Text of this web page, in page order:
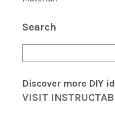
Search
Discover more DIY
VISIT